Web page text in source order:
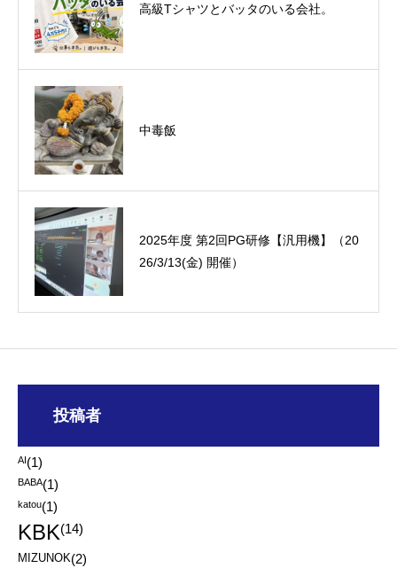
高級Tシャツとバッタのいる会社。
中毒飯
2025年度 第2回PG研修【汎用機】（20
26/3/13(金) 開催）
た！（秋保温泉）
オーミック2022年4月入社式
投稿者
AI(1)
BABA(1)
katou(1)
KBK(14)
MIZUNOK(2)